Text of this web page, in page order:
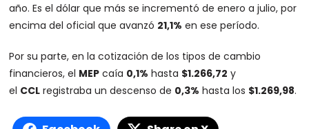
año. Es el dólar que más se incrementó de enero a julio, por
encima del oficial que avanzó 21,1% en ese período.
Por su parte, en la cotización de los tipos de cambio
financieros, el MEP caía 0,1% hasta $1.266,72 y
el CCL registraba un descenso de 0,3% hasta los $1.269,98.